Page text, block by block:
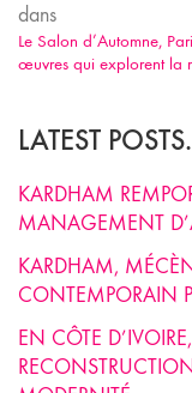
dans
Le Salon d’Automne,
œuvres qui explorent la
LATEST POSTS.
KARDHAM
MANAGEMENT
KARDHAM,
CONTEMPORAIN
EN CÔTE